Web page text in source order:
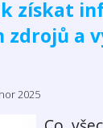
získat
zdrojů a
2025